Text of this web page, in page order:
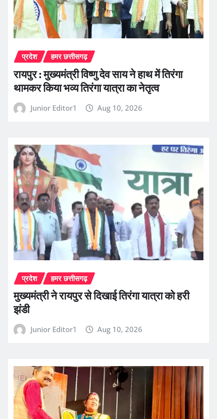
प्रदेश हमर छत्तीसगढ़
रायपुर : मुख्यमंत्री विष्णु देव साय ने हाथ में तिरंगा
थामकर किया भव्य तिरंगा यात्रा का नेतृत्व
Junior Editor1 Aug 10, 2026
प्रदेश हमर छत्तीसगढ़
मुख्यमंत्री ने रायपुर से दिखाई तिरंगा यात्रा को हरी
झंडी
Junior Editor1 Aug 10, 2026